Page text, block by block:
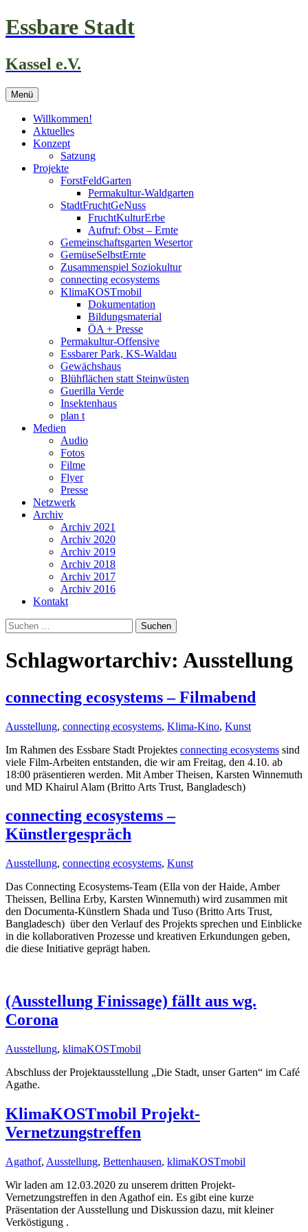
Zum
Inhalt
Essbare Stadt
Kassel e.V.
Menü
Willkommen!
Aktuelles
Konzept
Satzung
Projekte
ForstFeldGarten
Permakultur-Waldgarten
StadtFruchtGeNuss
FruchtKulturErbe
Aufruf: Obst – Ernte
Gemeinschaftsgarten Wesertor
GemüseSelbstErnte
Zusammenspiel Soziokultur
connecting ecosystems
KlimaKOSTmobil
Dokumentation
Bildungsmaterial
ÖA + Presse
Permakultur-Offensive
Essbarer Park, KS-Waldau
Gewächshaus
Blühflächen statt Steinwüsten
Guerilla Verde
Insektenhaus
plan t
Medien
Audio
Fotos
Filme
Flyer
Presse
Netzwerk
Archiv
Archiv 2021
Archiv 2020
Archiv 2019
Archiv 2018
Archiv 2017
Archiv 2016
Kontakt
Suchen
nach:
Schlagwortarchiv: Ausstellung
connecting ecosystems – Filmabend
Ausstellung, connecting ecosystems, Klima-Kino, Kunst
Im Rahmen des Essbare Stadt Projektes connecting ecosystems sind
viele Film-Arbeiten entstanden, die wir am Freitag, den 4.10. ab
18:00 präsentieren werden. Mit Amber Theisen, Karsten Winnemuth
und MD Khairul Alam (Britto Arts Trust, Bangladesch)
connecting ecosystems –
Künstlergespräch
Ausstellung, connecting ecosystems, Kunst
Das Connecting Ecosystems-Team (Ella von der Haide, Amber
Theissen, Bellina Erby, Karsten Winnemuth) wird zusammen mit
den Documenta-Künstlern Shada und Tuso (Britto Arts Trust,
Bangladesch) über den Verlauf des Projekts sprechen und Einblicke
in die kollaborativen Prozesse und kreativen Erkundungen geben,
die diese Initiative geprägt haben.
(Ausstellung Finissage) fällt aus wg.
Corona
Ausstellung, klimaKOSTmobil
Abschluss der Projektausstellung „Die Stadt, unser Garten“ im Café
Agathe.
KlimaKOSTmobil Projekt-
Vernetzungstreffen
Agathof, Ausstellung, Bettenhausen, klimaKOSTmobil
Wir laden am 12.03.2020 zu unserem dritten Projekt-
Vernetzungstreffen in den Agathof ein. Es gibt eine kurze
Präsentation der Ausstellung und Diskussion dazu, mit kleiner
Verköstigung .